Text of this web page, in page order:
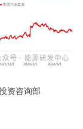
资咨询部